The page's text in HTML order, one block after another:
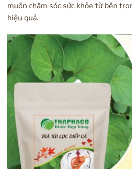
muốn chăm sóc sức khỏe từ bên
hiệu quả.